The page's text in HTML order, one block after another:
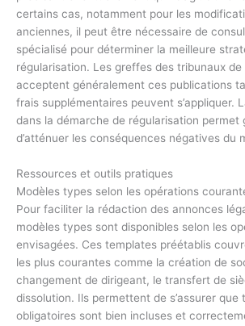
certains cas, notamment pour les
anciennes, il peut être nécessaire de
spécialisé pour déterminer la meilleure
régularisation. Les greffes des tribunaux
acceptent généralement ces publications
frais supplémentaires peuvent s’appliquer.
dans la démarche de régularisation permet
d’atténuer les conséquences négatives du
Ressources et outils pratiques
Modèles types selon les opérations
Pour faciliter la rédaction des annonces
modèles types sont disponibles selon les
envisagées. Ces templates préétablis
les plus courantes comme la création de
changement de dirigeant, le transfert de
dissolution. Ils permettent de s’assurer que
obligatoires sont bien incluses et